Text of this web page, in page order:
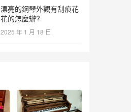
漂亮的鋼琴外觀有刮痕花
花的怎麼辦?
2025 年 1 月 18 日